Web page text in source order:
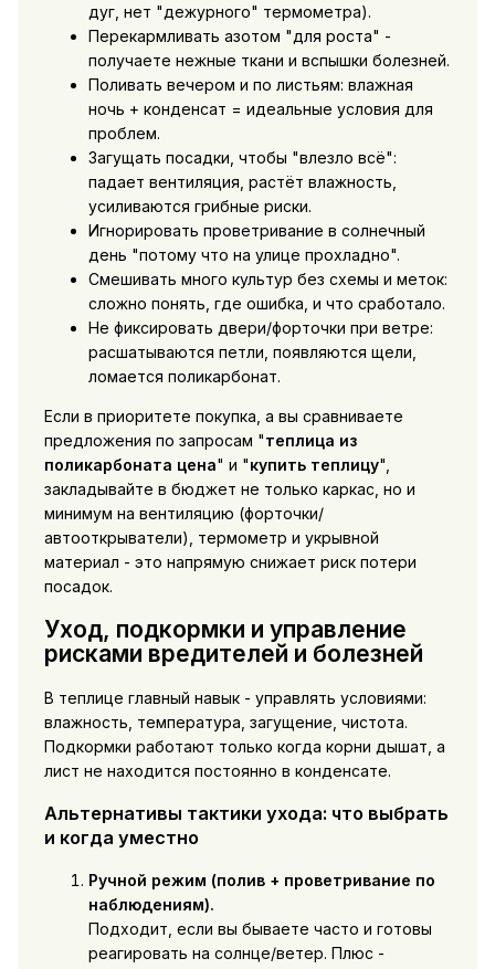
дуг, нет "дежурного" термометра).
Перекармливать азотом "для роста" -
получаете нежные ткани и вспышки болезней.
Поливать вечером и по листьям: влажная
ночь + конденсат = идеальные условия для
проблем.
Загущать посадки, чтобы "влезло всё":
падает вентиляция, растёт влажность,
усиливаются грибные риски.
Игнорировать проветривание в солнечный
день "потому что на улице прохладно".
Смешивать много культур без схемы и меток:
сложно понять, где ошибка, и что сработало.
Не фиксировать двери/форточки при ветре:
расшатываются петли, появляются щели,
ломается поликарбонат.
Если в приоритете покупка, а вы сравниваете
предложения по запросам "теплица из
поликарбоната цена" и "купить теплицу",
закладывайте в бюджет не только каркас, но и
минимум на вентиляцию (форточки/
автооткрыватели), термометр и укрывной
материал - это напрямую снижает риск потери
посадок.
Уход, подкормки и управление
рисками вредителей и болезней
В теплице главный навык - управлять условиями:
влажность, температура, загущение, чистота.
Подкормки работают только когда корни дышат, а
лист не находится постоянно в конденсате.
Альтернативы тактики ухода: что выбрать
и когда уместно
Ручной режим (полив + проветривание по
наблюдениям).
Подходит, если вы бываете часто и готовы
реагировать на солнце/ветер. Плюс -